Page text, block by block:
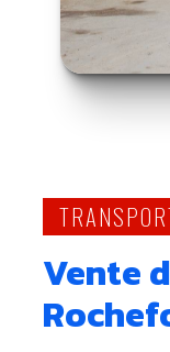
vente de matériaux à